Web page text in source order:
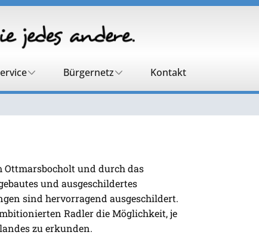
Bürgernetz Kontakt
Ottmarsbocholt und durch das
und ausgeschildertes
sind hervorragend ausgeschildert.
Radler die Möglichkeit, je
zu erkunden.